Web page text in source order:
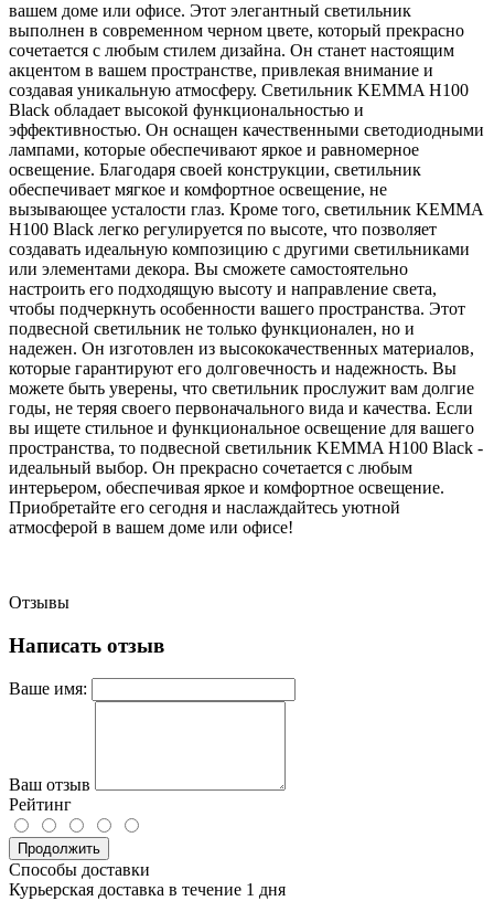
вашем доме или офисе. Этот элегантный светильник
выполнен в современном черном цвете, который прекрасно
сочетается с любым стилем дизайна. Он станет настоящим
акцентом в вашем пространстве, привлекая внимание и
создавая уникальную атмосферу. Светильник KEMMA H100
Black обладает высокой функциональностью и
эффективностью. Он оснащен качественными светодиодными
лампами, которые обеспечивают яркое и равномерное
освещение. Благодаря своей конструкции, светильник
обеспечивает мягкое и комфортное освещение, не
вызывающее усталости глаз. Кроме того, светильник KEMMA
H100 Black легко регулируется по высоте, что позволяет
создавать идеальную композицию с другими светильниками
или элементами декора. Вы сможете самостоятельно
настроить его подходящую высоту и направление света,
чтобы подчеркнуть особенности вашего пространства. Этот
подвесной светильник не только функционален, но и
надежен. Он изготовлен из высококачественных материалов,
которые гарантируют его долговечность и надежность. Вы
можете быть уверены, что светильник прослужит вам долгие
годы, не теряя своего первоначального вида и качества. Если
вы ищете стильное и функциональное освещение для вашего
пространства, то подвесной светильник KEMMA H100 Black -
идеальный выбор. Он прекрасно сочетается с любым
интерьером, обеспечивая яркое и комфортное освещение.
Приобретайте его сегодня и наслаждайтесь уютной
атмосферой в вашем доме или офисе!
Отзывы
Написать отзыв
Ваше имя:
Ваш отзыв
Рейтинг
Продолжить
Способы доставки
Курьерская доставка в течение 1 дня